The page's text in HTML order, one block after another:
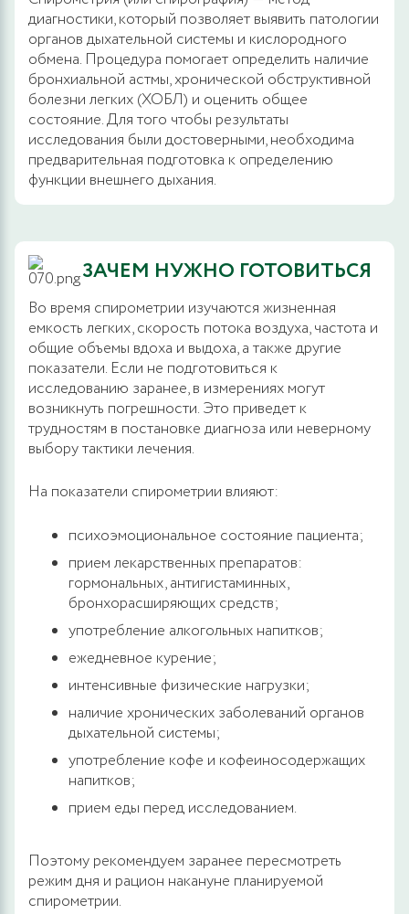
диагностики, который позволяет выявить патологии
органов дыхательной системы и кислородного
обмена. Процедура помогает определить наличие
бронхиальной астмы, хронической обструктивной
болезни легких (ХОБЛ) и оценить общее
состояние. Для того чтобы результаты
исследования были достоверными, необходима
предварительная подготовка к определению
функции внешнего дыхания.
ЗАЧЕМ НУЖНО ГОТОВИТЬСЯ
Во время спирометрии изучаются жизненная
емкость легких, скорость потока воздуха, частота и
общие объемы вдоха и выдоха, а также другие
показатели. Если не подготовиться к
исследованию заранее, в измерениях могут
возникнуть погрешности. Это приведет к
трудностям в постановке диагноза или неверному
выбору тактики лечения.
На показатели спирометрии влияют:
психоэмоциональное состояние пациента;
прием лекарственных препаратов:
гормональных, антигистаминных,
бронхорасширяющих средств;
употребление алкогольных напитков;
ежедневное курение;
интенсивные физические нагрузки;
наличие хронических заболеваний органов
дыхательной системы;
употребление кофе и кофеиносодержащих
напитков;
прием еды перед исследованием.
Поэтому рекомендуем заранее пересмотреть
режим дня и рацион накануне планируемой
спирометрии.